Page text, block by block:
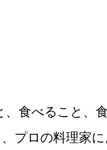
、食べること
プロの料理家